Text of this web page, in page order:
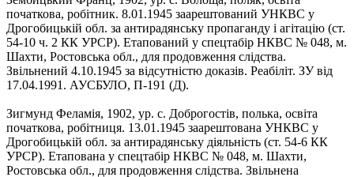
початкова, робітник. 8.01.1945 заарештований УНКВС у
Дрогобицькій обл. за антирадянську пропаганду і агітацію (ст.
54-10 ч. 2 КК УРСР). Етапований у спецтабір НКВС № 048, м.
Шахти, Ростовська обл., для продовження слідства.
Звільнений 4.10.1945 за відсутністю доказів. Реабіліт. ЗУ від
17.04.1991. АУСБУЛО, П-191 (Д).
Зигмунд Феламія, 1902, ур. с. Доброгостів, полька, освіта
початкова, робітниця. 13.01.1945 заарештована УНКВС у
Дрогобицькій обл. за антирадянську діяльність (ст. 54-6 КК
УРСР). Етапована у спецтабір НКВС № 048, м. Шахти,
Ростовська обл., для продовження слідства. Звільнена